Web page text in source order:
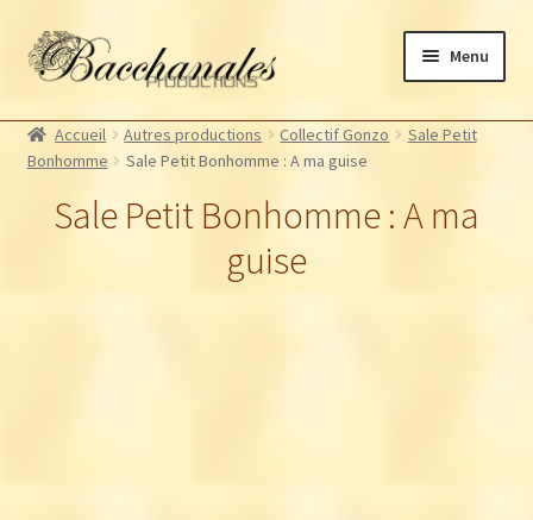
Aller
à
navigation
Aller
au
Menu
Artistes Bacchanales
Souscriptions
Accueil Autres productions Collectif Gonzo
Sale Petit
Bonhomme
Sale Petit Bonhomme : A ma guise
Sale Petit Bonhomme : A ma
guise